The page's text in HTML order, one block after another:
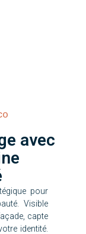
avec
pour
Visible
capte
identité.